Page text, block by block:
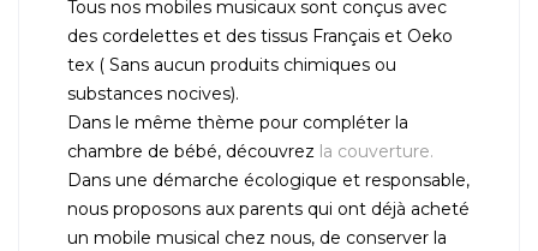
Tous nos mobiles musicaux sont conçus avec
des cordelettes et des tissus Français et Oeko
tex ( Sans aucun produits chimiques ou
substances nocives).
Dans le même thème pour compléter la
chambre de bébé, découvrez la couverture.
Dans une démarche écologique et responsable,
nous proposons aux parents qui ont déjà acheté
un mobile musical chez nous, de conserver la